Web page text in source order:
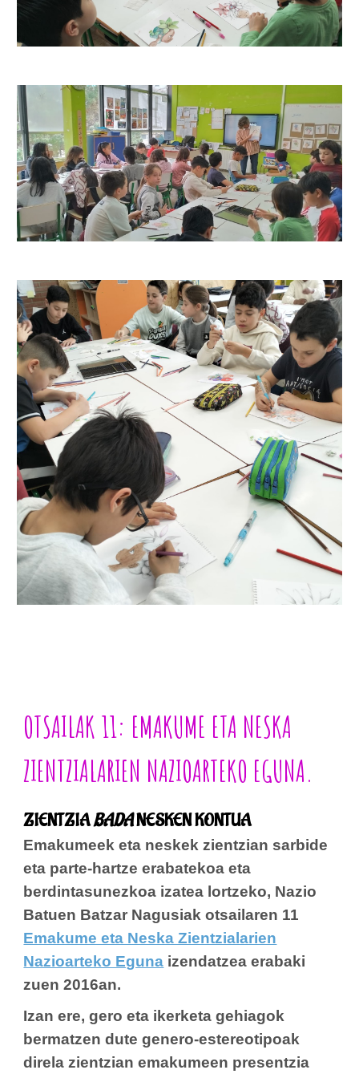
OTSAILAK 11: EMAKUME ETA NESKA
ZIENTZIALARIEN NAZIOARTEKO EGUNA.
ZIENTZIABADANESKEN KONTUA
Emakumeek eta neskek zientzian sarbide
eta parte-hartze erabatekoa eta
berdintasunezkoa izatea lortzeko, Nazio
Batuen Batzar Nagusiak otsailaren 11
Emakume eta Neska Zientzialarien
Nazioarteko Eguna izendatzea erabaki
zuen 2016an.
Izan ere, gero eta ikerketa gehiagok
bermatzen dute genero-estereotipoak
direla zientzian emakumeen presentzia